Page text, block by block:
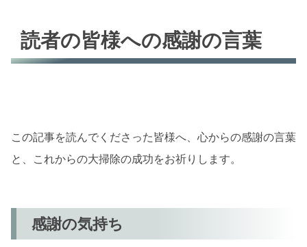
読者の皆様への感謝の言葉
この記事を読んでくださった皆様へ、心からの感謝の言葉
と、これからの大掃除の成功をお祈りします。
感謝の気持ち